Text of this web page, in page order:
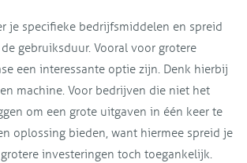
je specifieke bedrijfsmiddelen en spreid
gebruiksduur. Vooral voor grotere
een interessante optie zijn. Denk hierbij
machine. Voor bedrijven die niet het
om een grote uitgaven in één keer te
oplossing bieden, want hiermee spreid je
investeringen toch toegankelijk.